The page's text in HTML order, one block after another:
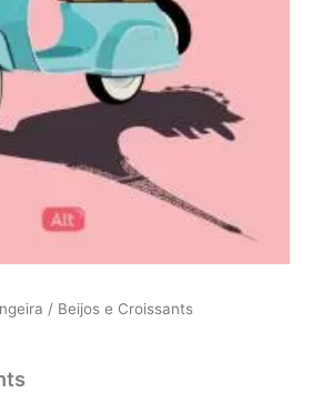
/ Beijos e Croissants